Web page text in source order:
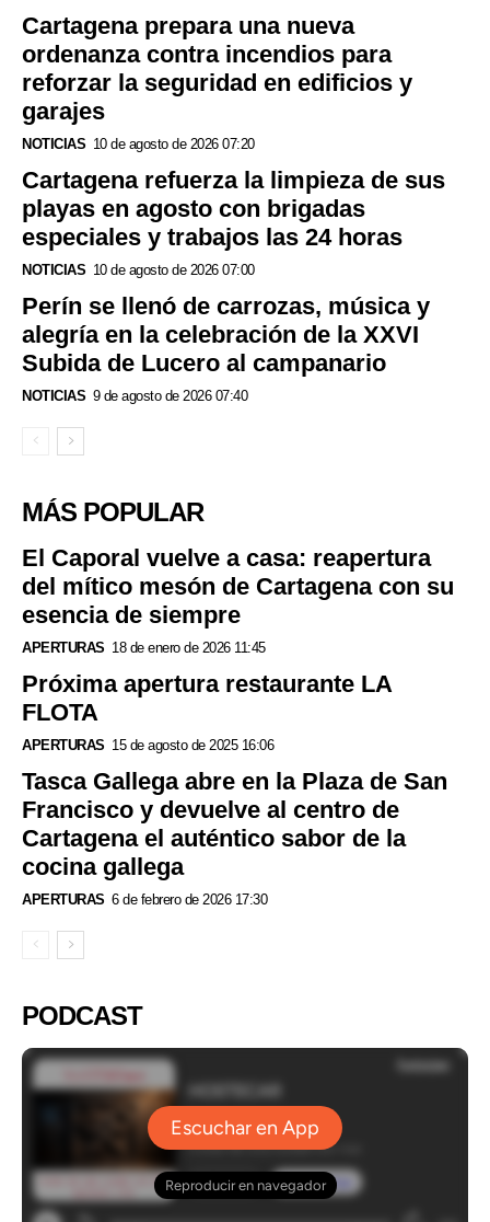
Cartagena prepara una nueva
ordenanza contra incendios para
reforzar la seguridad en edificios y
garajes
NOTICIAS 10 de agosto de 2026 07:20
Cartagena refuerza la limpieza de sus
playas en agosto con brigadas
especiales y trabajos las 24 horas
NOTICIAS 10 de agosto de 2026 07:00
Perín se llenó de carrozas, música y
alegría en la celebración de la XXVI
Subida de Lucero al campanario
NOTICIAS 9 de agosto de 2026 07:40
MÁS POPULAR
El Caporal vuelve a casa: reapertura
del mítico mesón de Cartagena con su
esencia de siempre
APERTURAS 18 de enero de 2026 11:45
Próxima apertura restaurante LA
FLOTA
APERTURAS 15 de agosto de 2025 16:06
Tasca Gallega abre en la Plaza de San
Francisco y devuelve al centro de
Cartagena el auténtico sabor de la
cocina gallega
APERTURAS 6 de febrero de 2026 17:30
PODCAST